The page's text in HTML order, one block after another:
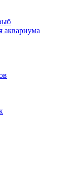
аквариума